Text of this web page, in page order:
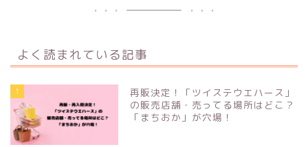
よく読まれている記事
1
再販決定！「ツイステウエハース」
の販売店舗・売ってる場所はどこ？
「まちおか」が穴場！